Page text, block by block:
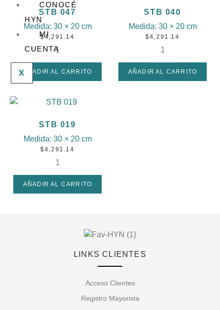
CONOCÉ
HYN
MI
CUENTA
X
STB 047
Medida: 30 × 20 cm
$4,291.14
AÑADIR AL CARRITO
STB 040
Medida: 30 × 20 cm
$4,291.14
AÑADIR AL CARRITO
STB 019
Medida: 30 × 20 cm
$4,291.14
AÑADIR AL CARRITO
LINKS CLIENTES
Acceso Clientes
Registro Mayorista